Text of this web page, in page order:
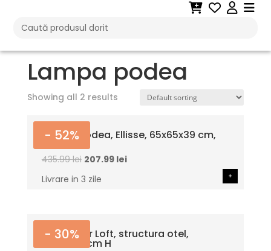
Search
for:
Lampa podea
Showing all 2 results
- 52%
Lampa podea, Ellisse, 65x65x39 cm,
435.99lei 207.99 lei
Livrare in 3 zile
+
- 30%
Lampadar Loft, structura otel,
auriu,132 cm H